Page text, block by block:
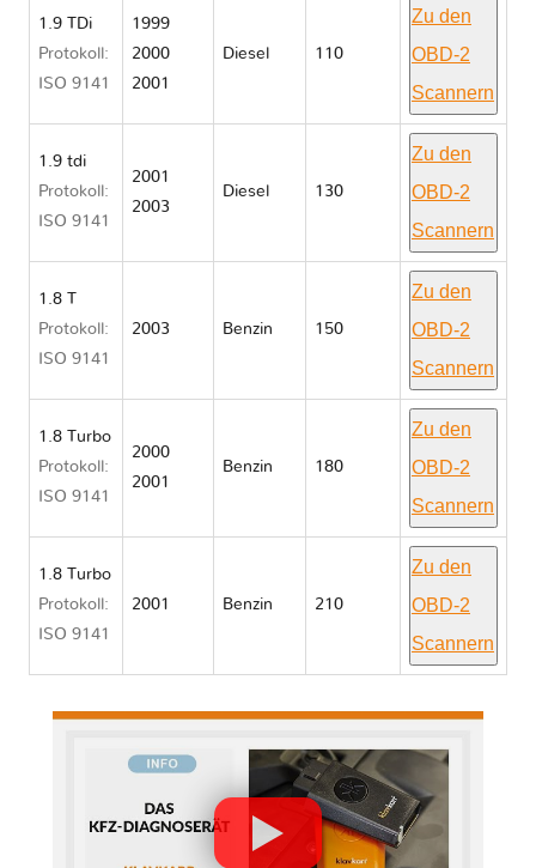
1.9 TDi
Protokoll:
ISO 9141
1999
2000
2001
Diesel 110
Zu den
OBD-2
Scannern
1.9 tdi
Protokoll:
ISO 9141
2001
2003
Diesel 130
Zu den
OBD-2
Scannern
1.8 T
Protokoll:
ISO 9141
2003 Benzin 150
Zu den
OBD-2
Scannern
1.8 Turbo
Protokoll:
ISO 9141
2000
2001
Benzin 180
Zu den
OBD-2
Scannern
1.8 Turbo
Protokoll:
ISO 9141
2001 Benzin 210
Zu den
OBD-2
Scannern